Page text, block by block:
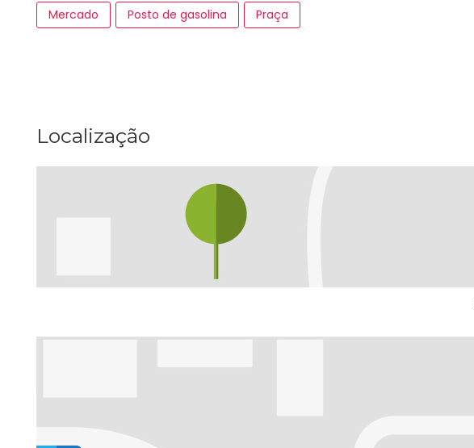
Mercado Posto de gasolina Praça
Localização